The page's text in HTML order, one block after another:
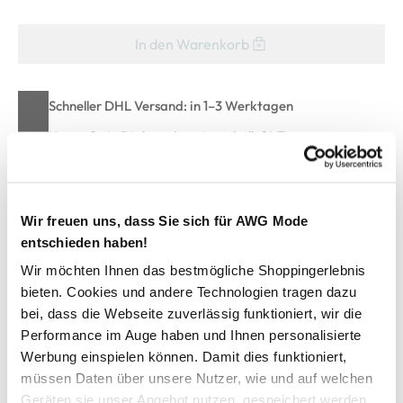
Wir freuen uns, dass Sie sich für AWG Mode
entschieden haben!
Wir möchten Ihnen das bestmögliche Shoppingerlebnis
bieten. Cookies und andere Technologien tragen dazu
bei, dass die Webseite zuverlässig funktioniert, wir die
Performance im Auge haben und Ihnen personalisierte
Werbung einspielen können. Damit dies funktioniert,
müssen Daten über unsere Nutzer, wie und auf welchen
Geräten sie unser Angebot nutzen, gespeichert werden.
In den Warenkorb
Schneller DHL Versand: in 1–3 Werktagen
Kostenfreie Rücksendung innerhalb 14 Tage
Kostenlose Filiallieferung in Ihre Wunschfiliale
Zur Wunschliste hinzufügen
Jungen T-Shirt mit großem Rückenprint
Lässiges Jungen T-Shirt von Tom Tailor
Je nach Modell ein großer Motiv-Print auf dem Rücken oder